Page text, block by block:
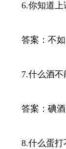
6.你知道上
答案：不如
7.什么酒不
答案：碘酒
8.什么蛋打